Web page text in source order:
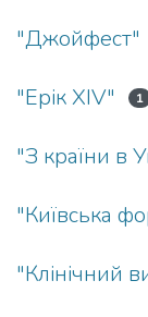
"Джойфест"
"Ерік XIV" 1
"З країни в
"Київська
"Клінічний